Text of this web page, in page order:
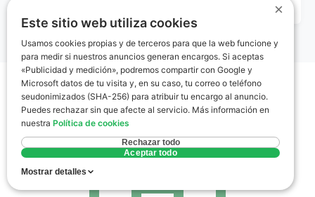
×
Este sitio web utiliza cookies
Usamos cookies propias y de terceros para que la web funcione y
para medir si nuestros anuncios generan encargos. Si aceptas
«Publicidad y medición», podremos compartir con Google y
Microsoft datos de tu visita y, en su caso, tu correo o teléfono
seudonimizados (SHA-256) para atribuir tu encargo al anuncio.
Puedes rechazar sin que afecte al servicio. Más información en
nuestra Política de cookies
Rechazar todo
Aceptar todo
Mostrar detalles